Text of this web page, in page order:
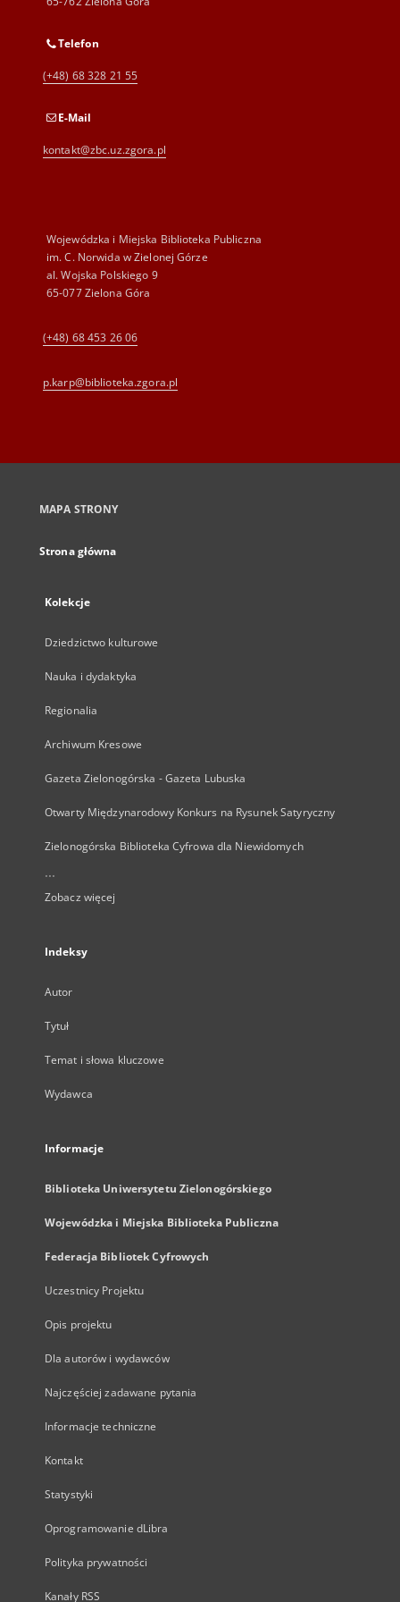
Telefon
(+48) 68 328 21 55
E-Mail
kontakt@zbc.uz.zgora.pl
Wojewódzka i Miejska Biblioteka Publiczna
im. C. Norwida w Zielonej Górze
al. Wojska Polskiego 9
65-077 Zielona Góra
(+48) 68 453 26 06
p.karp@biblioteka.zgora.pl
MAPA STRONY
Strona główna
Kolekcje
Dziedzictwo kulturowe
Nauka i dydaktyka
Regionalia
Archiwum Kresowe
Gazeta Zielonogórska - Gazeta Lubuska
Otwarty Międzynarodowy Konkurs na Rysunek Satyryczny
Zielonogórska Biblioteka Cyfrowa dla Niewidomych
...
Zobacz więcej
Indeksy
Autor
Tytuł
Temat i słowa kluczowe
Wydawca
Informacje
Biblioteka Uniwersytetu Zielonogórskiego
Wojewódzka i Miejska Biblioteka Publiczna
Federacja Bibliotek Cyfrowych
Uczestnicy Projektu
Opis projektu
Dla autorów i wydawców
Najczęściej zadawane pytania
Informacje techniczne
Kontakt
Statystyki
Oprogramowanie dLibra
Polityka prywatności
Kanały RSS